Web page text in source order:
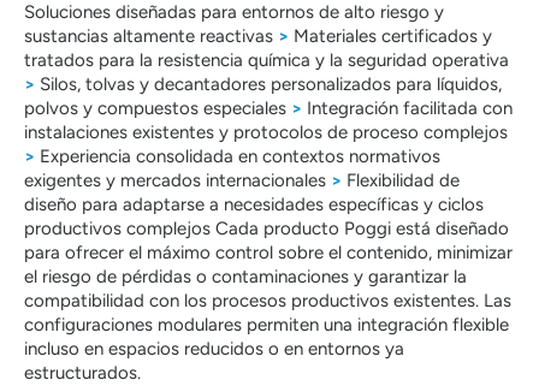
Soluciones diseñadas para entornos de alto riesgo y
sustancias altamente reactivas > Materiales certificados y
tratados para la resistencia química y la seguridad operativa
> Silos, tolvas y decantadores personalizados para líquidos,
polvos y compuestos especiales > Integración facilitada con
instalaciones existentes y protocolos de proceso complejos
> Experiencia consolidada en contextos normativos
exigentes y mercados internacionales > Flexibilidad de
diseño para adaptarse a necesidades específicas y ciclos
productivos complejos Cada producto Poggi está diseñado
para ofrecer el máximo control sobre el contenido, minimizar
el riesgo de pérdidas o contaminaciones y garantizar la
compatibilidad con los procesos productivos existentes. Las
configuraciones modulares permiten una integración flexible
incluso en espacios reducidos o en entornos ya
estructurados.